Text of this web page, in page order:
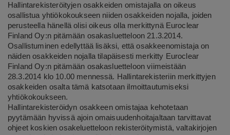
Hallintarekisteröityjen osakkeiden omistajalla on oikeus
osallistua yhtiökokoukseen niiden osakkeiden nojalla, joiden
perusteella hänellä olisi oikeus olla merkittynä Euroclear
Finland Oy:n pitämään osakasluetteloon 21.3.2014.
Osallistuminen edellyttää lisäksi, että osakkeenomistaja on
näiden osakkeiden nojalla tilapäisesti merkitty Euroclear
Finland Oy:n pitämään osakasluetteloon viimeistään
28.3.2014 klo 10.00 mennessä. Hallintarekisteriin merkittyjen
osakkeiden osalta tämä katsotaan ilmoittautumiseksi
yhtiökokoukseen.
Hallintarekisteröidyn osakkeen omistajaa kehotetaan
pyytämään hyvissä ajoin omaisuudenhoitajaltaan tarvittavat
ohjeet koskien osakeluetteloon rekisteröitymistä, valtakirjojen